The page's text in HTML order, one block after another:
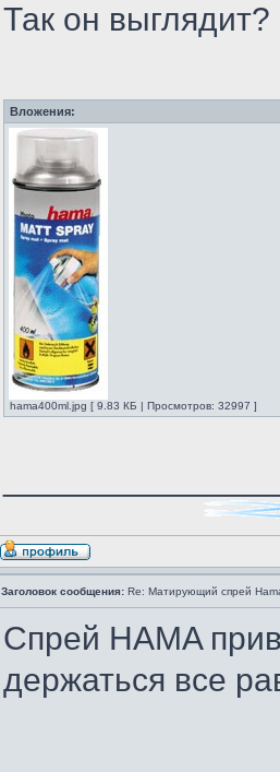
Так он выглядит?
Вложения:
hama400ml.jpg [ 9.83 КБ | Просмотров: 32997 ]
Заголовок сообщения: Re: Матирующий спрей
Спрей HAMA
держаться все